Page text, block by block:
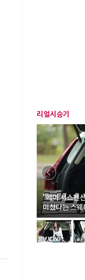
리얼시승기
"에어 서스펜
미쳤다는 스웨
B5 울트라'